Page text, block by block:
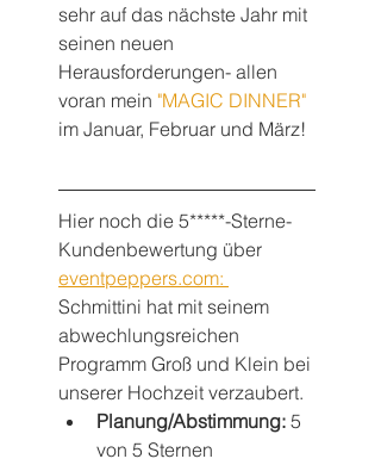
sehr auf das nächste Jahr mit
seinen neuen
Herausforderungen- allen
voran mein "MAGIC DINNER"
im Januar, Februar und März!
Hier noch die 5*****-Sterne-
Kundenbewertung über
eventpeppers.com:
Schmittini hat mit seinem
abwechlungsreichen
Programm Groß und Klein bei
unserer Hochzeit verzaubert.
Planung/Abstimmung: 5
von 5 Sternen